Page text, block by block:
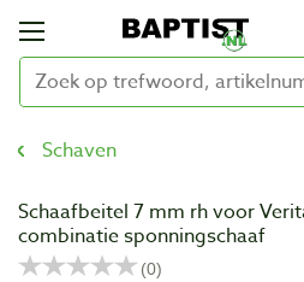
Schaven
Schaafbeitel 7 mm rh voor
combinatie sponningschaaf